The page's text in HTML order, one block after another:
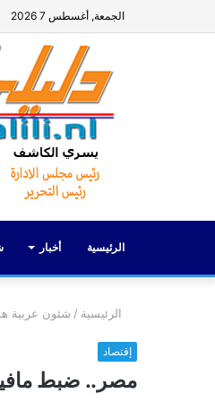
الجمعة, أغسطس 7 2026
الرئيسية أخبار
الرئيسية / شئون عربية
إقتصاد
مصر.. ضبط